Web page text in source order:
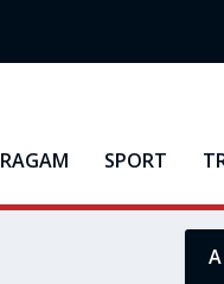
RAGAM SPORT